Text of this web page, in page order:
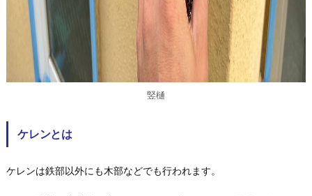
竪樋
ケレンとは
ケレンは鉄部以外にも木部などでも行われます。